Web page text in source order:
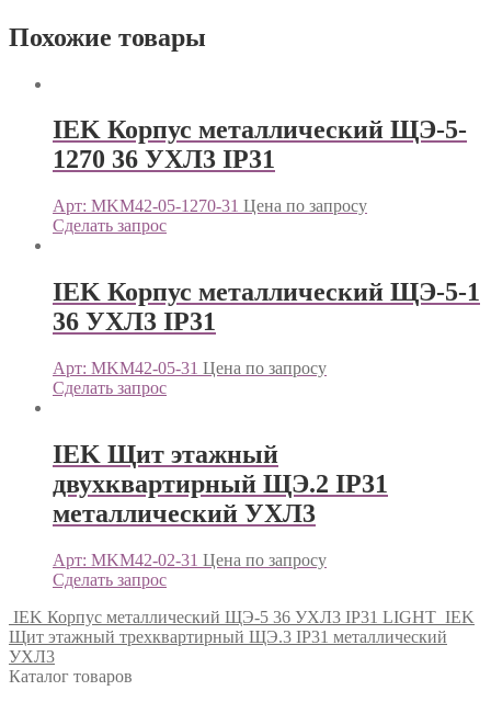
Похожие товары
IEK Корпус металлический ЩЭ-5-
1270 36 УХЛ3 IP31
Арт: MKM42-05-1270-31 Цена по запросу
Сделать запрос
IEK Корпус металлический ЩЭ-5-1
36 УХЛ3 IP31
Арт: MKM42-05-31 Цена по запросу
Сделать запрос
IEK Щит этажный
двухквартирный ЩЭ.2 IP31
металлический УХЛ3
Арт: MKM42-02-31 Цена по запросу
Сделать запрос
IEK Корпус металлический ЩЭ-5 36 УХЛ3 IP31 LIGHT IEK
Щит этажный трехквартирный ЩЭ.3 IP31 металлический
УХЛ3
Каталог товаров